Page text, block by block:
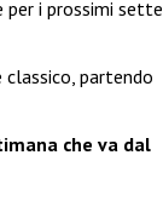
i prossimi sette
partendo
che va dal